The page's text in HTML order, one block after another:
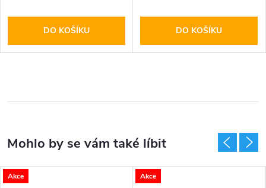
DO KOŠÍKU DO KOŠÍKU
Akce Akce